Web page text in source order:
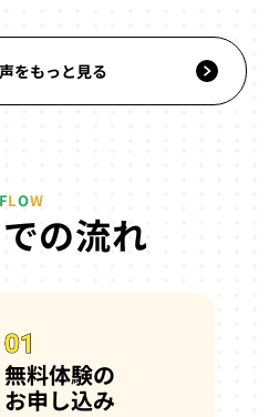
をもっと見る
FLOW
の流れ
01
01
無料体験の
お申し込み